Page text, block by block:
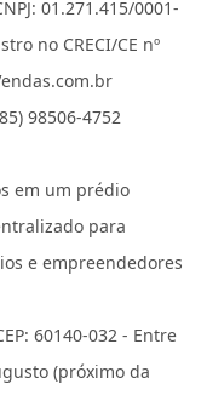
01.271.415/0001-
no CRECI/CE nº
98506-4752
em um prédio
para
e empreendedores
60140-032 - Entre
(próximo da